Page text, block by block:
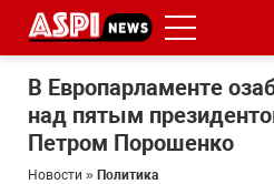
В Европарламенте
над пятым
Петром Порошенко
Новости » Политика